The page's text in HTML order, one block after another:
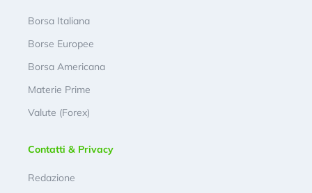
Borsa Italiana
Borse Europee
Borsa Americana
Materie Prime
Valute (Forex)
Contatti & Privacy
Redazione